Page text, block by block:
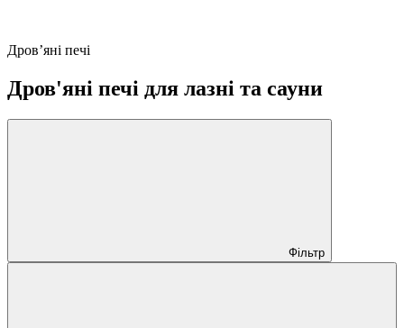
Дров’яні печі
Дров'яні печі для лазні та сауни
Фільтр